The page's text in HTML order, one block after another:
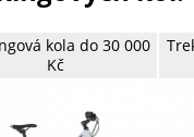
kola do 30 000
Kč